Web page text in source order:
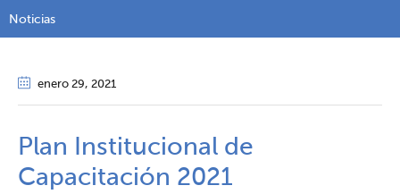
Noticias
enero 29, 2021
Plan Institucional de
Capacitación 2021